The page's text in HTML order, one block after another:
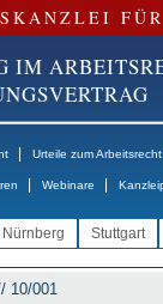
IM
Urteile zum Arbeitsrecht
Webinare
Nürnberg Stuttgart
10/001